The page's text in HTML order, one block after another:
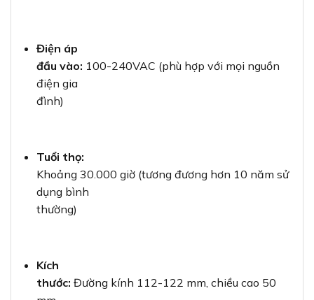
Điện áp
đầu vào: 100-240VAC (phù hợp với mọi nguồn
điện gia
đình)
Tuổi thọ:
Khoảng 30.000 giờ (tương đương hơn 10 năm sử
dụng bình
thường)
Kích
thước: Đường kính 112-122 mm, chiều cao 50